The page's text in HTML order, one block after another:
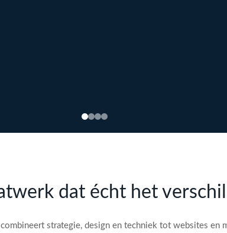
dat écht het
strategie, design en techniek tot websites en